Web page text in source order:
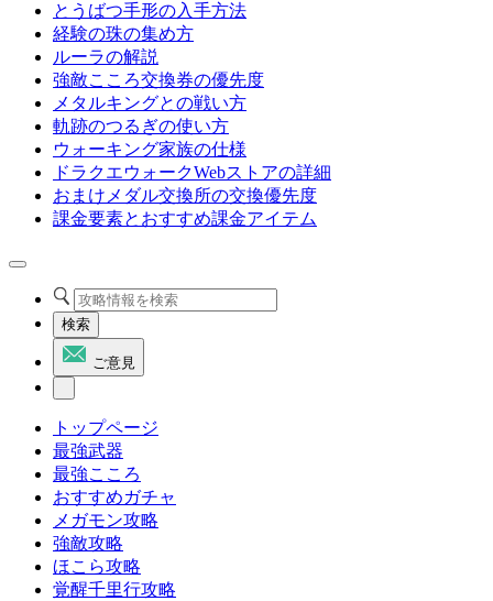
とうばつ手形の入手方法
経験の珠の集め方
ルーラの解説
強敵こころ交換券の優先度
メタルキングとの戦い方
軌跡のつるぎの使い方
ウォーキング家族の仕様
ドラクエウォークWebストアの詳細
おまけメダル交換所の交換優先度
課金要素とおすすめ課金アイテム
検索
ご意見
トップページ
最強武器
最強こころ
おすすめガチャ
メガモン攻略
強敵攻略
ほこら攻略
覚醒千里行攻略